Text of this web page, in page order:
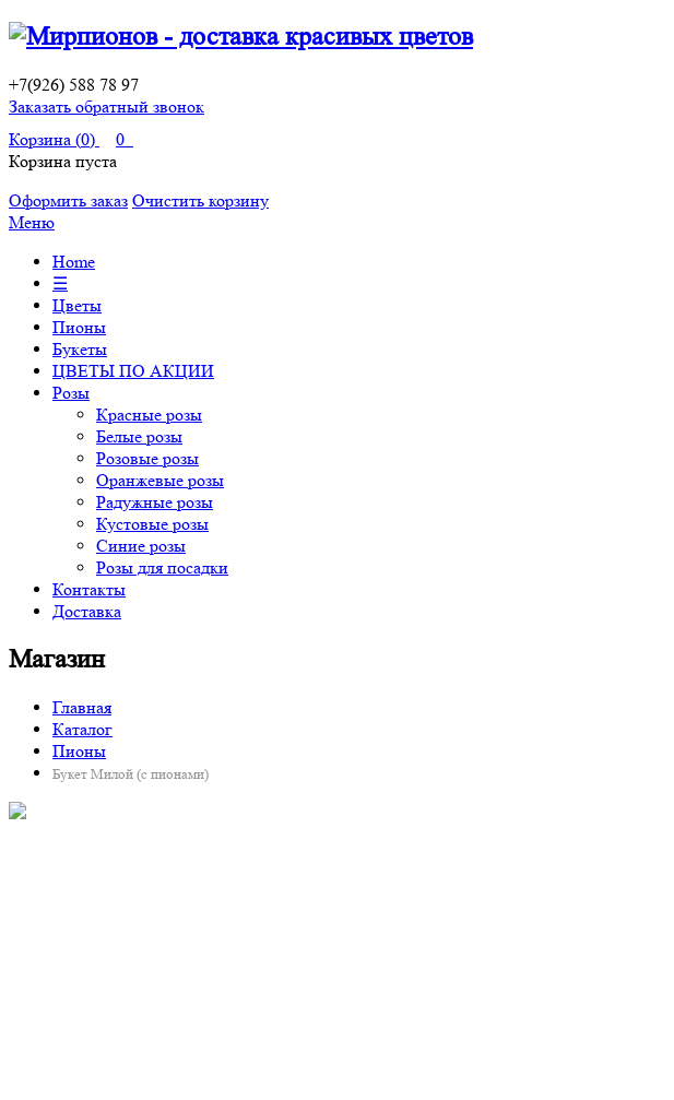
+7(926) 588 78 97
Заказать обратный звонок
Корзина (0)
0
Корзина пуста
Оформить заказ Очистить корзину
Меню
Home
☰
Цветы
Пионы
Букеты
ЦВЕТЫ ПО АКЦИИ
Розы
Красные розы
Белые розы
Розовые розы
Оранжевые розы
Радужные розы
Кустовые розы
Синие розы
Розы для посадки
Контакты
Доставка
Магазин
Главная
Каталог
Пионы
Букет Милой (с пионами)